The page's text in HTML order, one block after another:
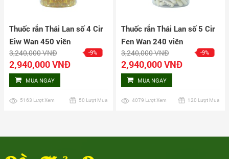
Thuốc rắn Thái Lan số 4 Cir
Eiw Wan 450 viên
3,240,000 VNĐ -9%
2,940,000 VNĐ
MUA NGAY
5163 Lượt Xem 50 Lượt Mua
Thuốc rắn Thái Lan số 5 Cir
Fen Wan 240 viên
3,240,000 VNĐ -9%
2,940,000 VNĐ
MUA NGAY
4079 Lượt Xem 120 Lượt Mua